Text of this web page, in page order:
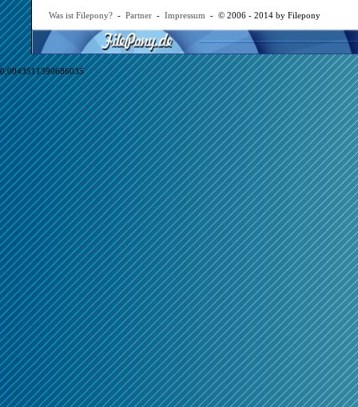
Was ist Filepony? - Partner - Impressum - © 2006 - 2014 by Filepony
0,0043511390686035